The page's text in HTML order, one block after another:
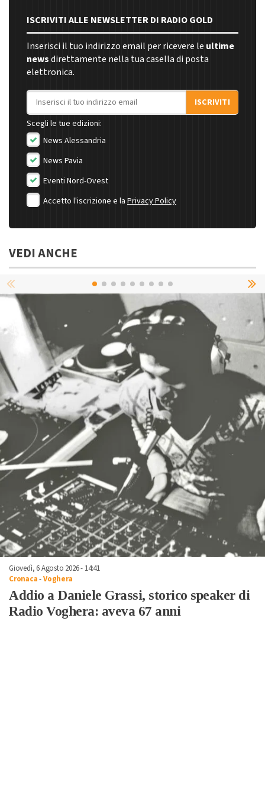
ISCRIVITI ALLE NEWSLETTER DI RADIO GOLD
Inserisci il tuo indirizzo email per ricevere le ultime
newsdirettamente nella tua casella di posta
elettronica.
Indirizzo email
ISCRIVITI
Scegli le tue edizioni:
News Alessandria
News Pavia
Eventi Nord-Ovest
Accetto l'iscrizione e la Privacy Policy
VEDI ANCHE
Giovedì, 6 Agosto 2026 - 14:41
Cronaca-Voghera
Addio a Daniele Grassi, storico speaker di
Radio Voghera: aveva 67 anni